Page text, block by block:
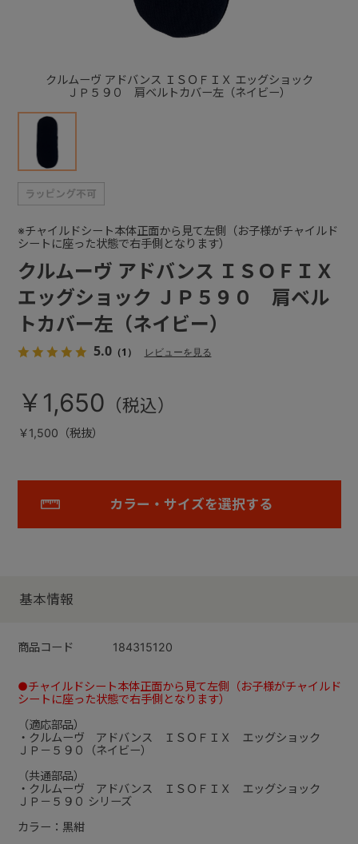
クルムーヴ アドバンス ＩＳＯＦＩＸ エッグショック
ＪＰ５９０ 肩ベルトカバー左（ネイビー）
クルムーヴ アドバンス ＩＳＯＦＩＸ
エッグショック ＪＰ５９０ 肩ベル
トカバー左（ネイビー）
5.0（1） レビューを見る
※チャイルドシート本体正面から見て左側（お子様がチャイルド
シートに座った状態で右手側となります）
￥1,650
￥1,500（税抜）
カラー・サイズを選択する
基本情報
商品コード 184315120
●チャイルドシート本体正面から見て左側（お子様がチャイルド
シートに座った状態で右手側となります）
（適応部品）
・クルムーヴ アドバンス ＩＳＯＦＩＸ エッグショック
ＪＰ－５９０（ネイビー）
（共通部品）
・クルムーヴ アドバンス ＩＳＯＦＩＸ エッグショック
ＪＰ－５９０ シリーズ
カラー：黒紺